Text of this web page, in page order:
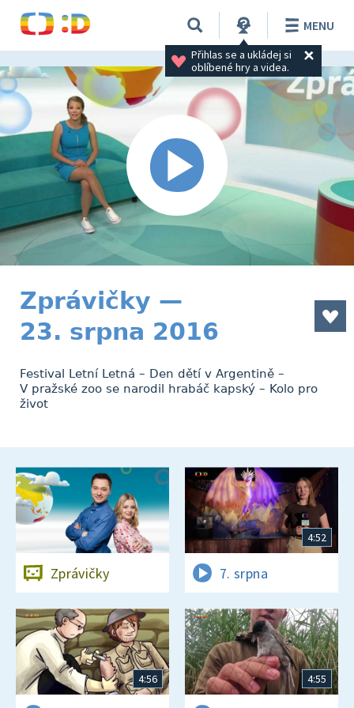
Přihlas se a ukládej si
oblíbené hry a videa.
MENU
Zprávičky —
23. srpna 2016
Festival Letní Letná – Den dětí v Argentině –
V pražské zoo se narodil hrabáč kapský – Kolo pro
život
Zprávičky
4:52
7. srpna
4:56 4:55